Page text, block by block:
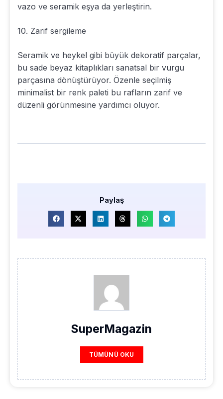
vazo ve seramik eşya da yerleştirin.
10. Zarif sergileme
Seramik ve heykel gibi büyük dekoratif parçalar,
bu sade beyaz kitaplıkları sanatsal bir vurgu
parçasına dönüştürüyor. Özenle seçilmiş
minimalist bir renk paleti bu rafların zarif ve
düzenli görünmesine yardımcı oluyor.
Paylaş
SuperMagazin
TÜMÜNÜ OKU